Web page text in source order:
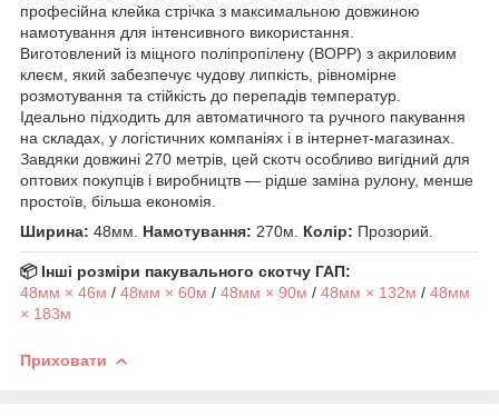
професійна клейка стрічка з максимальною довжиною
намотування для інтенсивного використання.
Виготовлений із міцного поліпропілену (BOPP) з акриловим
клеєм, який забезпечує чудову липкість, рівномірне
розмотування та стійкість до перепадів температур.
Ідеально підходить для автоматичного та ручного пакування
на складах, у логістичних компаніях і в інтернет-магазинах.
Завдяки довжині 270 метрів, цей скотч особливо вигідний для
оптових покупців і виробництв — рідше заміна рулону, менше
простоїв, більша економія.
Ширина: 48мм. Намотування: 270м. Колір: Прозорий.
📦 Інші розміри пакувального скотчу ГАП:
48мм × 46м / 48мм × 60м / 48мм × 90м / 48мм × 132м / 48мм
× 183м
Приховати